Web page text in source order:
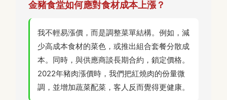
金豬食堂如何應對食材成本上漲？
我不輕易漲價，而是調整菜單結構。例如，減
少高成本食材的菜色，或推出組合套餐分散成
本。同時，與供應商談長期合約，鎖定價格。
2022年豬肉漲價時，我們把紅燒肉的份量微
調，並增加蔬菜配菜，客人反而覺得更健康。